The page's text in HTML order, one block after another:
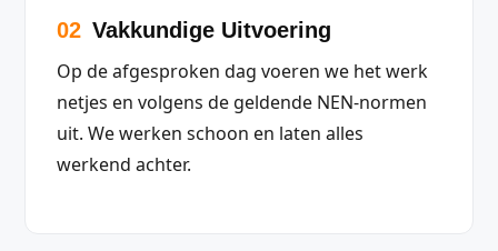
02 Vakkundige Uitvoering
Op de afgesproken dag voeren we het werk
netjes en volgens de geldende NEN-normen
uit. We werken schoon en laten alles
werkend achter.